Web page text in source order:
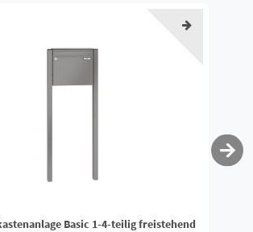
Basic 1-4-teilig freistehend